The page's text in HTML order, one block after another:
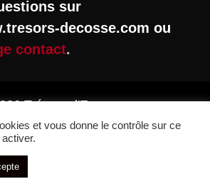
sur
decosse.com ou
contact.
Trésors d'Ecosse
et vous donne le contrôle sur ce